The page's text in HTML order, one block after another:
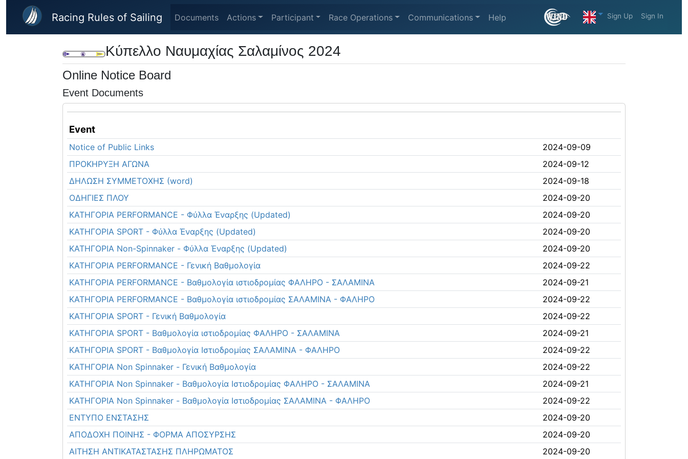
Skip to main content
Racing Rules of Sailing Documents Actions Participant Race Operations Communications Help Sign Up Sign In
Κύπελλο Ναυμαχίας Σαλαμίνος 2024
Online Notice Board
Event Documents
Event
Notice of Public Links
2024-09-09
ΠΡΟΚΗΡΥΞΗ ΑΓΩΝΑ
2024-09-12
ΔΗΛΩΣΗ ΣΥΜΜΕΤΟΧΗΣ (word)
2024-09-18
ΟΔΗΓΙΕΣ ΠΛΟΥ
2024-09-20
ΚΑΤΗΓΟΡΙΑ PERFORMANCE - Φύλλα Έναρξης (Updated)
2024-09-20
ΚΑΤΗΓΟΡΙΑ SPORT - Φύλλα Έναρξης (Updated)
2024-09-20
ΚΑΤΗΓΟΡΙΑ Non-Spinnaker - Φύλλα Έναρξης (Updated)
2024-09-20
ΚΑΤΗΓΟΡΙΑ PERFORMANCE - Γενική Βαθμολογία
2024-09-22
ΚΑΤΗΓΟΡΙΑ PERFORMANCE - Βαθμολογία ιστιοδρομίας ΦΑΛΗΡΟ - ΣΑΛΑΜΙΝΑ
2024-09-21
ΚΑΤΗΓΟΡΙΑ PERFORMANCE - Βαθμολογία ιστιοδρομίας ΣΑΛΑΜΙΝΑ - ΦΑΛΗΡΟ
2024-09-22
ΚΑΤΗΓΟΡΙΑ SPORT - Γενική Βαθμολογία
2024-09-22
ΚΑΤΗΓΟΡΙΑ SPORT - Βαθμολογία ιστιοδρομίας ΦΑΛΗΡΟ - ΣΑΛΑΜΙΝΑ
2024-09-21
ΚΑΤΗΓΟΡΙΑ SPORT - Βαθμολογία Ιστιοδρομίας ΣΑΛΑΜΙΝΑ - ΦΑΛΗΡΟ
2024-09-22
ΚΑΤΗΓΟΡΙΑ Non Spinnaker - Γενική Βαθμολογία
2024-09-22
ΚΑΤΗΓΟΡΙΑ Non Spinnaker - Βαθμολογία Ιστιοδρομίας ΦΑΛΗΡΟ - ΣΑΛΑΜΙΝΑ
2024-09-21
ΚΑΤΗΓΟΡΙΑ Non Spinnaker - Βαθμολογία Ιστιοδρομίας ΣΑΛΑΜΙΝΑ - ΦΑΛΗΡΟ
2024-09-22
ΕΝΤΥΠΟ ΕΝΣΤΑΣΗΣ
2024-09-20
ΑΠΟΔΟΧΗ ΠΟΙΝΗΣ - ΦΟΡΜΑ ΑΠΟΣΥΡΣΗΣ
2024-09-20
ΑΙΤΗΣΗ ΑΝΤΙΚΑΤΑΣΤΑΣΗΣ ΠΛΗΡΩΜΑΤΟΣ
2024-09-20